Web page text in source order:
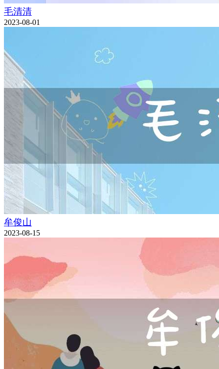
毛清清
2023-08-01
牟俊山
2023-08-15